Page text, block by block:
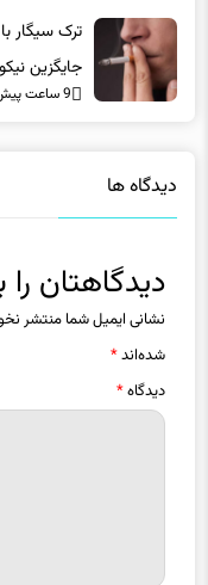
ترک سیگار
جایگزین
9 ساعت پیش
دیدگاه ها
دیدگاهتان را
نشانی ایمیل شما منتشر
شده‌اند*
دیدگاه*